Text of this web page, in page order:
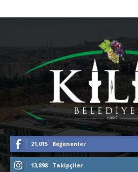
21,015 Beğenenler
13,898 Takipçiler